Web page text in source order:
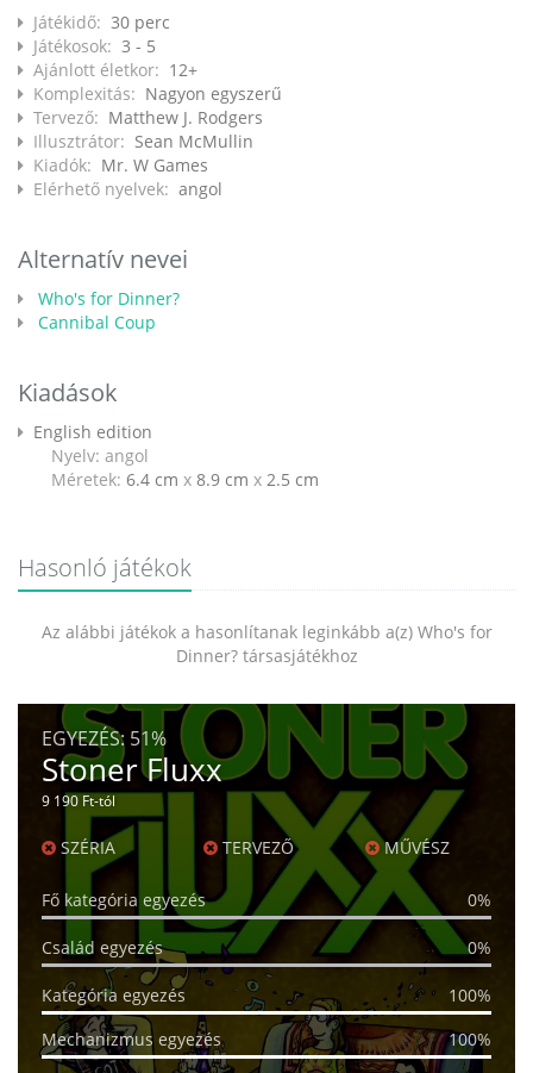
Játékidő: 30 perc
Játékosok: 3 - 5
Ajánlott életkor: 12+
Komplexitás: Nagyon egyszerű
Tervező: Matthew J. Rodgers
Illusztrátor: Sean McMullin
Kiadók: Mr. W Games
Elérhető nyelvek: angol
Alternatív nevei
Who's for Dinner?
Cannibal Coup
Kiadások
English edition
Nyelv: angol
Méretek: 6.4 cm x 8.9 cm x 2.5 cm
Hasonló játékok
Az alábbi játékok a hasonlítanak leginkább a(z) Who's for
Dinner? társasjátékhoz
EGYEZÉS: 51%
Stoner Fluxx
9 190 Ft-tól
SZÉRIA TERVEZŐ MŰVÉSZ
Fő kategória egyezés 0%
Család egyezés 0%
Kategória egyezés
100%
Mechanizmus egyezés
100%